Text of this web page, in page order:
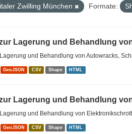
Zwilling München Formate:
Lagerung und Behandlung
und Behandlung von Autowracks,
GeoJSON CSV Shape HTML
Lagerung und Behandlung
und Behandlung von Elektronikschrott
GeoJSON CSV Shape HTML